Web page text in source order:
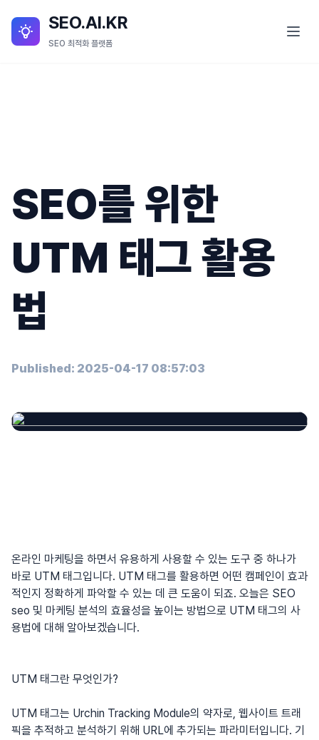
SEO.AI.KR
SEO 최적화 플랫폼
SEO.AI.KR 세부 기능
블로그
SEO를 위한
UTM 태그 활용
법
Published: 2025-04-17 08:57:03
온라인 마케팅을 하면서 유용하게 사용할 수 있는 도구 중 하나가
바로 UTM 태그입니다. UTM 태그를 활용하면 어떤 캠페인이 효과
적인지 정확하게 파악할 수 있는 데 큰 도움이 되죠. 오늘은 SEO
seo 및 마케팅 분석의 효율성을 높이는 방법으로 UTM 태그의 사
용법에 대해 알아보겠습니다.
UTM 태그란 무엇인가?
UTM 태그는 Urchin Tracking Module의 약자로, 웹사이트 트래
픽을 추적하고 분석하기 위해 URL에 추가되는 파라미터입니다. 기